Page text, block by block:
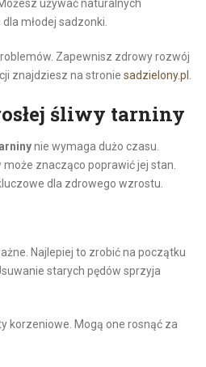
używać naturalnych
młodej sadzonki.
Zapewnisz zdrowy rozwój
znajdziesz na stronie sadzielony.pl
śliwy tarniny
nie wymaga dużo czasu.
znacząco poprawić jej stan.
dla zdrowego wzrostu.
Najlepiej to zrobić na początku
starych pędów sprzyja
korzeniowe. Mogą one rosnąć za